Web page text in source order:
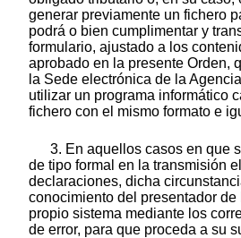
generar previamente un fichero
podrá o bien cumplimentar y
formulario, ajustado a los
aprobado en la presente Orden,
la Sede electrónica de la
utilizar un programa informático
fichero con el mismo formato e
3. En aquellos casos en que
de tipo formal en la transmisión
declaraciones, dicha
conocimiento del presentador de
propio sistema mediante los
de error, para que proceda a su